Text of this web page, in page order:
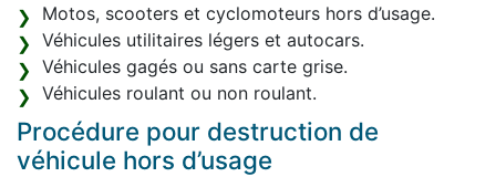
Motos, scooters et cyclomoteurs hors d’usage.
Véhicules utilitaires légers et autocars.
Véhicules gagés ou sans carte grise.
Véhicules roulant ou non roulant.
Procédure pour destruction de
véhicule hors d’usage